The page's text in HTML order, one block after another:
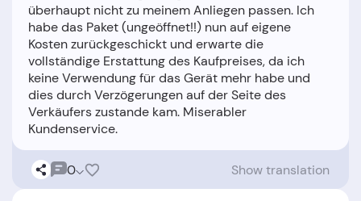
überhaupt nicht zu meinem Anliegen passen. Ich
habe das Paket (ungeöffnet!!) nun auf eigene
Kosten zurückgeschickt und erwarte die
vollständige Erstattung des Kaufpreises, da ich
keine Verwendung für das Gerät mehr habe und
dies durch Verzögerungen auf der Seite des
Verkäufers zustande kam. Miserabler
0 Show translation